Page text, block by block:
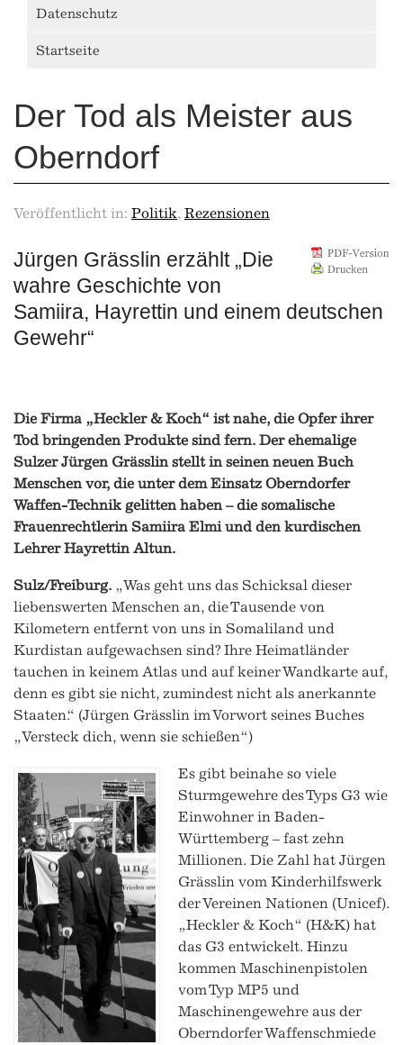
Datenschutz
Startseite
Der Tod als Meister aus
Oberndorf
Veröffentlicht in: Politik, Rezensionen
Jürgen Grässlin erzählt „Die
wahre Geschichte von
Samiira, Hayrettin und einem deutschen
Gewehr“
Die Firma „Heckler & Koch“ ist nahe, die Opfer ihrer
Tod bringenden Produkte sind fern. Der ehemalige
Sulzer Jürgen Grässlin stellt in seinen neuen Buch
Menschen vor, die unter dem Einsatz Oberndorfer
Waffen-Technik gelitten haben – die somalische
Frauenrechtlerin Samiira Elmi und den kurdischen
Lehrer Hayrettin Altun.
Sulz/Freiburg. „Was geht uns das Schicksal dieser
liebenswerten Menschen an, die Tausende von
Kilometern entfernt von uns in Somaliland und
Kurdistan aufgewachsen sind? Ihre Heimatländer
tauchen in keinem Atlas und auf keiner Wandkarte auf,
denn es gibt sie nicht, zumindest nicht als anerkannte
Staaten.“ (Jürgen Grässlin im Vorwort seines Buches
„Versteck dich, wenn sie schießen“)
Es gibt beinahe so viele
Sturmgewehre des Typs G3 wie
Einwohner in Baden-
Württemberg – fast zehn
Millionen. Die Zahl hat Jürgen
Grässlin vom Kinderhilfswerk
der Vereinen Nationen (Unicef).
„Heckler & Koch“ (H&K) hat
das G3 entwickelt. Hinzu
kommen Maschinenpistolen
vom Typ MP5 und
Maschinengewehre aus der
Oberndorfer Waffenschmiede